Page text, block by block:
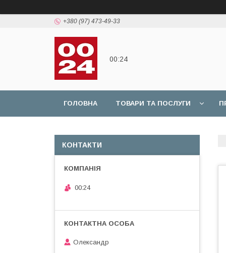
+380 (97) 473-49-33
00:24
ГОЛОВНА ТОВАРИ ТА ПОСЛУГИ
КОНТАКТИ
00:24
Олександр